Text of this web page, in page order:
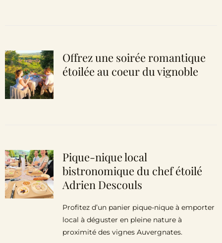
Offrez une soirée romantique
étoilée au coeur du vignoble
Pique-nique local
bistronomique du chef étoilé
Adrien Descouls
Profitez d’un panier pique-nique à emporter
local à déguster en pleine nature à
proximité des vignes Auvergnates.